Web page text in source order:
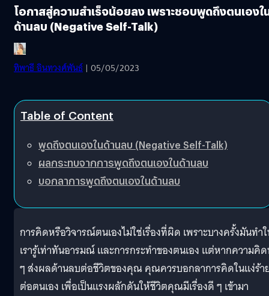
โอกาสสู่ความสำเร็จน้อยลง เพราะชอบพูดถึงตนเองใ
ด้านลบ (Negative Self-Talk)
ทิพาธี อินทวงศ์พันธ์ | 05/05/2023
Table of Content
พูดถึงตนเองในด้านลบ (Negative Self-Talk)
ผลกระทบจากการพูดถึงตนเองในด้านลบ
บอกลาการพูดถึงตนเองในด้านลบ
การคิดหรือวิจารณ์ตนเองไม่ใช่เรื่องที่ผิด เพราะบางครั้งมันทำ
เรารู้เท่าทันอารมณ์ และการกระทำของตนเอง แต่หากความคิ
ๆ ส่งผลด้านลบต่อชีวิตของคุณ คุณควรบอกลาการคิดในแง่ร้า
ต่อตนเอง เพื่อเป็นแรงผลักดันให้ชีวิตคุณมีเรื่องดี ๆ เข้ามา